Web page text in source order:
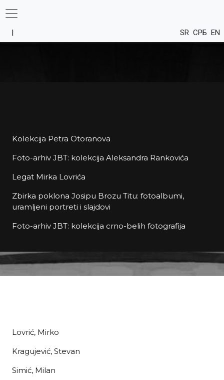
SR СРБ EN
Kolekcija Petra Otoranova
Foto-arhiv JBT: kolekcija Aleksandra Rankovića
Legat Mirka Lovrića
Zbirka poklona Josipu Brozu Titu: fotoalbumi,
uramljeni portreti i slajdovi
Foto-arhiv JBT: kolekcija crno-belih fotografija
Lovrić, Mirko
Kragujević, Stevan
Simić, Milan